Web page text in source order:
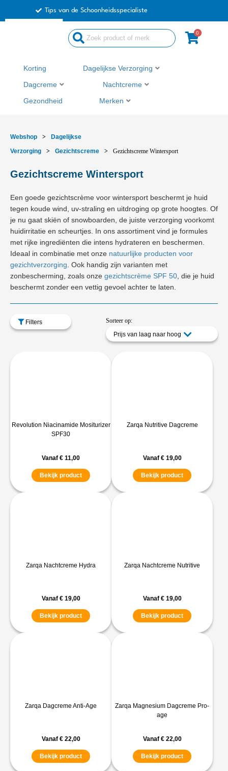
Tips van de Schoonheidsspecialiste
Search
...
0
Korting Dagelijkse Verzorging
Dagcreme Nachtcreme
Gezondheid Merken
Webshop >
Dagelijkse
Verzorging
> Gezichtscreme > Gezichtscreme Wintersport
Gezichtscreme Wintersport
Een goede gezichtscrème voor wintersport beschermt je huid
tegen koude wind, uv-straling en uitdroging op grote hoogtes. Of
je nu gaat skiën of snowboarden, de juiste verzorging voorkomt
huidirritatie en scheurtjes. In ons assortiment vind je formules
met rijke ingrediënten die intens hydrateren en beschermen.
Ideaal in combinatie met onze natuurlijke producten voor
gezichtverzorging . Ook handig zijn varianten met
zonbescherming, zoals onze gezichtscrème SPF 50 , die je huid
beschermt zonder een vettig gevoel achter te laten.
Filters
Sorteer op:
Prijs van laag naar hoog
Revolution Niacinamide Mositurizer
SPF30
Vanaf € 11,00
Bekijk product
Zarqa Nutritive Dagcreme
Vanaf €19,00
Bekijk product
Zarqa Nachtcreme Hydra
Vanaf €19,00
Bekijk product
Zarqa Nachtcreme Nutritive
Vanaf €19,00
Bekijk product
Zarqa Dagcreme Anti-Age
Vanaf €22,00
Bekijk product
Zarqa Magnesium Dagcreme Pro-
age
Vanaf €22,00
Bekijk product